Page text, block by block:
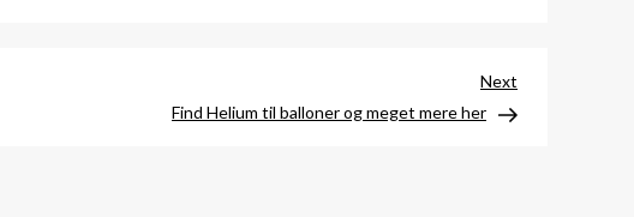
Post
Next
Find Helium til balloner og meget mere her